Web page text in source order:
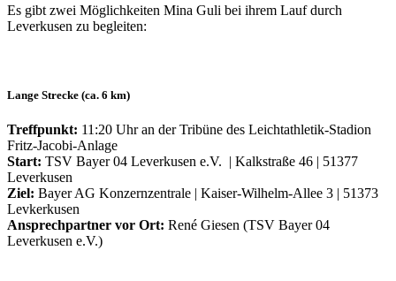
Es gibt zwei Möglichkeiten Mina Guli bei ihrem Lauf durch
Leverkusen zu begleiten:
Lange Strecke (ca. 6 km)
Treffpunkt: 11:20 Uhr an der Tribüne des Leichtathletik-Stadion
Fritz-Jacobi-Anlage
Start: TSV Bayer 04 Leverkusen e.V. | Kalkstraße 46 | 51377
Leverkusen
Ziel: Bayer AG Konzernzentrale | Kaiser-Wilhelm-Allee 3 | 51373
Levkerkusen
Ansprechpartner vor Ort: René Giesen (TSV Bayer 04
Leverkusen e.V.)